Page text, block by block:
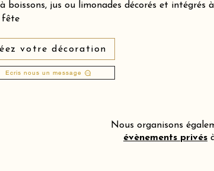
boissons, jus ou limonades décorés et intégrés à
fête
votre décoration
Ecris nous un message
Nous organisons
évènements privés